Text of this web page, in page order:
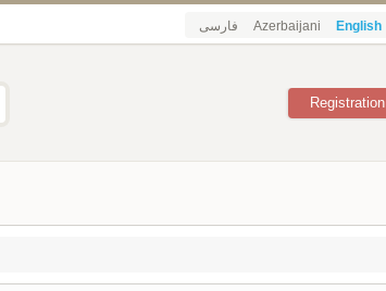
فارسی Azerbaijani English
Registration